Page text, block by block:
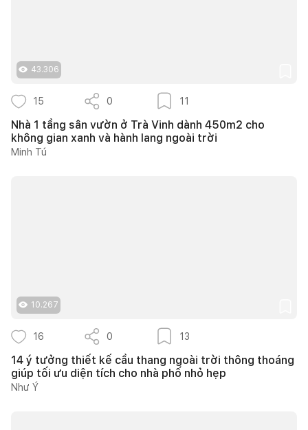
43.306
15 0 11
Nhà 1 tầng sân vườn ở Trà Vinh dành 450m2 cho
không gian xanh và hành lang ngoài trời
Minh Tú
10.267
16 0 13
14 ý tưởng thiết kế cầu thang ngoài trời thông thoáng
giúp tối ưu diện tích cho nhà phố nhỏ hẹp
Như Ý